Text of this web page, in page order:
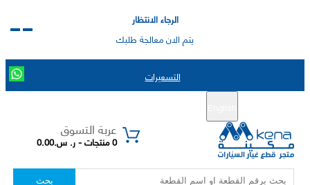
الرجاء الانتظار
يتم الان معالجة طلبك
التسعيرات
عربة التسوق
0 منتجات - ر. س.0.00
بحث